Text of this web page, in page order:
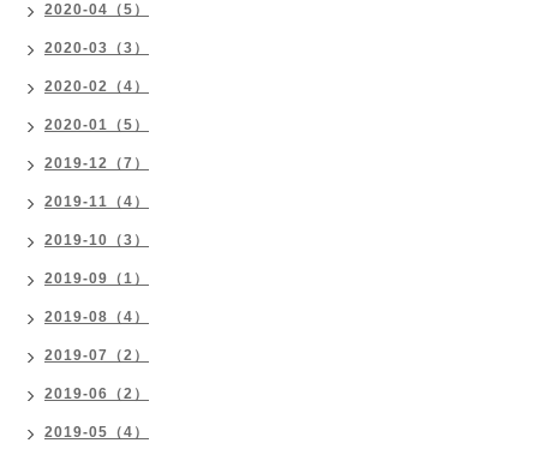
2020-04（5）
2020-03（3）
2020-02（4）
2020-01（5）
2019-12（7）
2019-11（4）
2019-10（3）
2019-09（1）
2019-08（4）
2019-07（2）
2019-06（2）
2019-05（4）